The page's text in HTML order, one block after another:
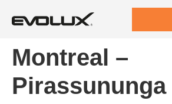
Montreal –
Pirassununga